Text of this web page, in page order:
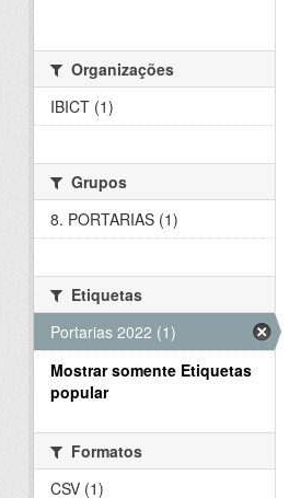
Organizações
IBICT (1)
Grupos
8. PORTARIAS (1)
Etiquetas
Portarias 2022 (1)
Mostrar somente Etiquetas
popular
Formatos
CSV (1)